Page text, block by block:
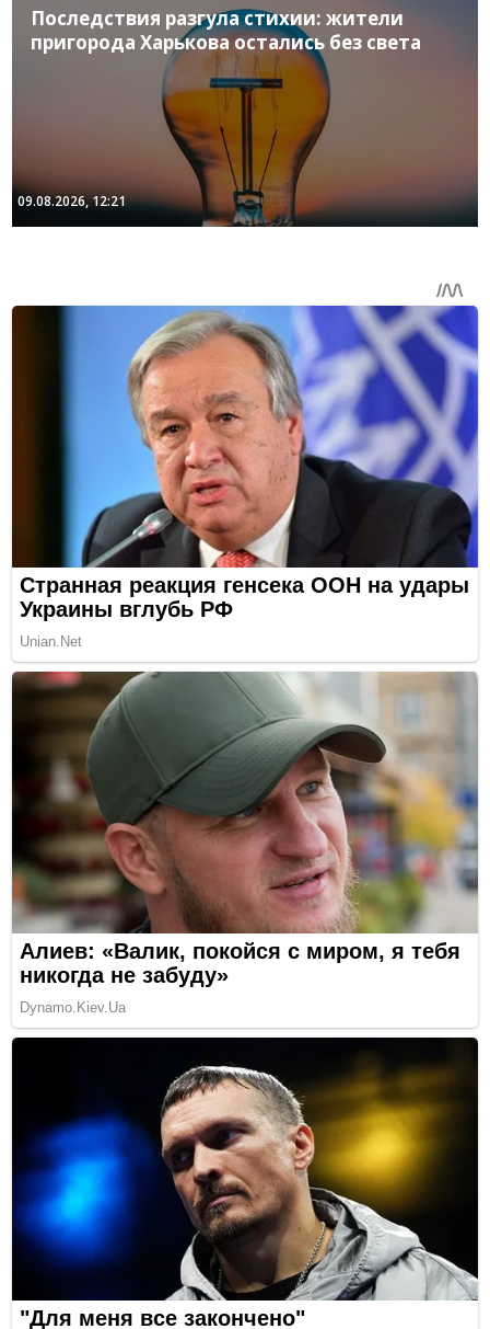
Последствия разгула стихии: жители
пригорода Харькова остались без света
09.08.2026, 12:21